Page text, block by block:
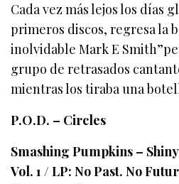
Cada vez más lejos los días
primeros discos, regresa la
inolvidable Mark E
grupo de retrasados
mientras los tiraba una
P.O.D. – Circles
Smashing Pumpkins –
Vol. 1 / LP: No Past. No